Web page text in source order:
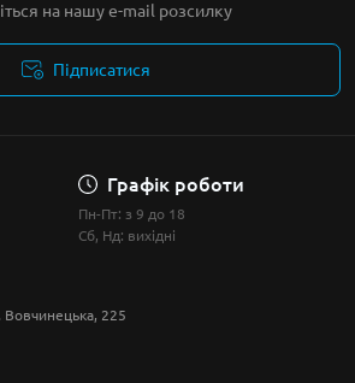
на нашу e-mail розсилку
Підписатися
Графік роботи
Пн-Пт: з 9 до 18
Сб, Нд: вихідні
Вовчинецька, 225